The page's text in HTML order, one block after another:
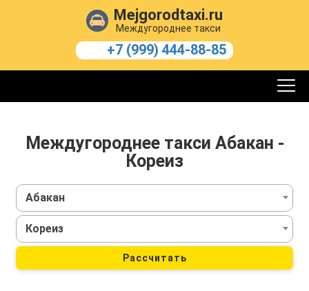
Mejgorodtaxi.ru
Междугороднее такси
+7 (999) 444-88-85
Междугороднее такси Абакан -
Кореиз
Абакан
Кореиз
Рассчитать